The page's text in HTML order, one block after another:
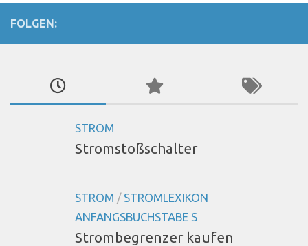
FOLGEN:
STROM
Stromstoßschalter
STROM / STROMLEXIKON
ANFANGSBUCHSTABE S
Strombegrenzer kaufen